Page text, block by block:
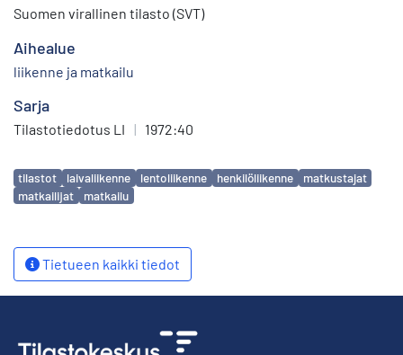
Suomen virallinen tilasto (SVT)
Aihealue
liikenne ja matkailu
Sarja
Tilastotiedotus LI | 1972:40
Avainsanat
tilastot laivaliikenne lentoliikenne henkilöliikenne
matkustajat
matkailijat
matkailu
Tietueen kaikki tiedot